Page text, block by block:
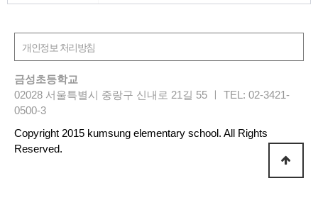
금성초등학교
02028 서울특별시 중랑구 신내로 21길 55 ㅣ TEL: 02-3421-
0500-3
Copyright 2015 kumsung elementary school. All Rights
Reserved.